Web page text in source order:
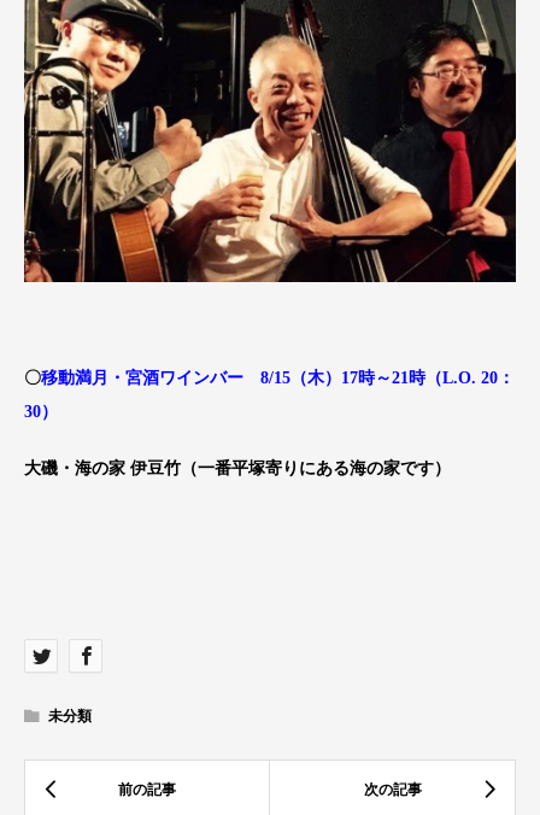
〇移動満月・宮酒ワインバー 8/15（木）17時～21時（L.O. 20：
30）
大磯・海の家 伊豆竹（一番平塚寄りにある海の家です）
未分類